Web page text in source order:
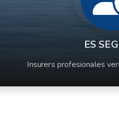
ES
Insurers profesionales